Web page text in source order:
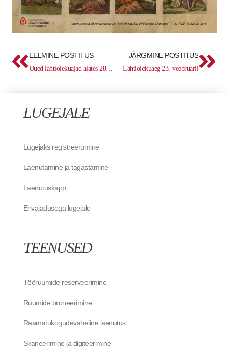
Prev
EELMINE POSTITUS
Uued lahtiolekuajad alates 28.08
JÄRGMINE POSTITUS
Lahtiolekuaeg 23. veebruaril
LUGEJALE
Lugejaks registreerumine
Laenutamine ja tagastamine
Laenutuskapp
Erivajadusega lugejale
TEENUSED
Tööruumide reserveerimine
Ruumide broneerimine
Raamatukogudevaheline laenutus
Skaneerimine ja digiteerimine